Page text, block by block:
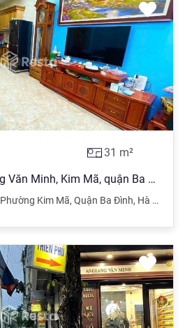
31 m²
Bán nhà ngõ 23 Giang Văn Minh, Kim Mã, quận Ba Đình, Hà Nội
Phường Kim Mã, Quận Ba Đình, Hà Nội